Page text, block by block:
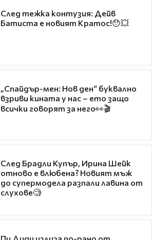
След тежка контузия: Дейв
Батиста е новият Кратос!😯💥
„Спайдър-мен: Нов ден“ буквално
взриви кината у нас – ето защо
всички говорят за него👀🎬
След Брадли Купър, Ирина Шейк
отново е влюбена? Новият мъж
до супермодела разпали лавина от
слухове🧐
Пи Диди излиза по-рано от